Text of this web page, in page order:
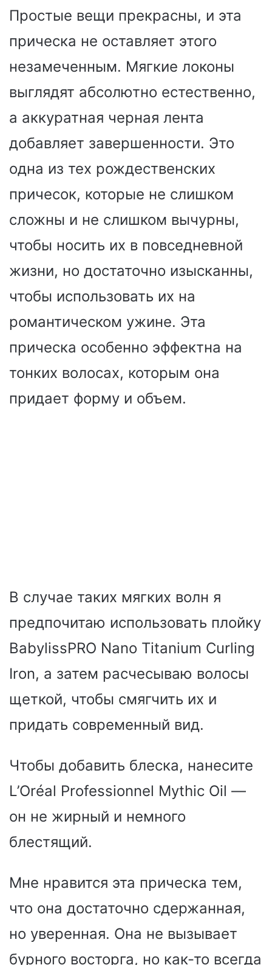
Простые вещи прекрасны, и эта
прическа не оставляет этого
незамеченным. Мягкие локоны
выглядят абсолютно естественно,
а аккуратная черная лента
добавляет завершенности. Это
одна из тех рождественских
причесок, которые не слишком
сложны и не слишком вычурны,
чтобы носить их в повседневной
жизни, но достаточно изысканны,
чтобы использовать их на
романтическом ужине. Эта
прическа особенно эффектна на
тонких волосах, которым она
придает форму и объем.
В случае таких мягких волн я
предпочитаю использовать плойку
BabylissPRO Nano Titanium Curling
Iron, а затем расчесываю волосы
щеткой, чтобы смягчить их и
придать современный вид.
Чтобы добавить блеска, нанесите
L’Oréal Professionnel Mythic Oil —
он не жирный и немного
блестящий.
Мне нравится эта прическа тем,
что она достаточно сдержанная,
но уверенная. Она не вызывает
бурного восторга, но как-то всегда